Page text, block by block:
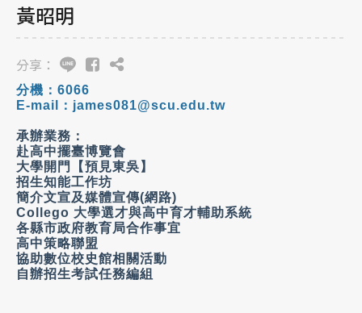
黃昭明
分享：
分機： 6066
E-mail
： james081@scu.edu.tw
承辦業務：
赴高中擺臺博覽會
大學開門【預見東吳】
招生知能工作坊
簡介文宣及媒體宣傳(網路)
Collego 大學選才與高中育才輔助系統
各縣市政府教育局合作事宜
高中策略聯盟
協助數位校史館相關活動
自辦招生考試任務編組